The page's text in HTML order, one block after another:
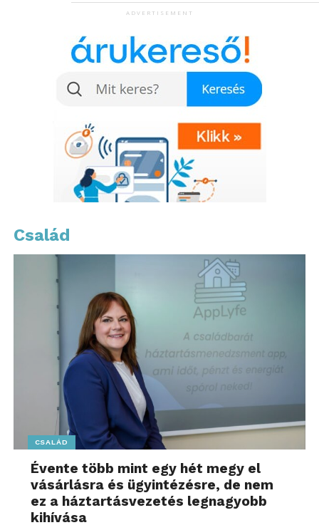
ADVERTISEMENT
Család
CSALÁD
Évente több mint egy hét megy el
vásárlásra és ügyintézésre, de nem
ez a háztartásvezetés legnagyobb
kihívása